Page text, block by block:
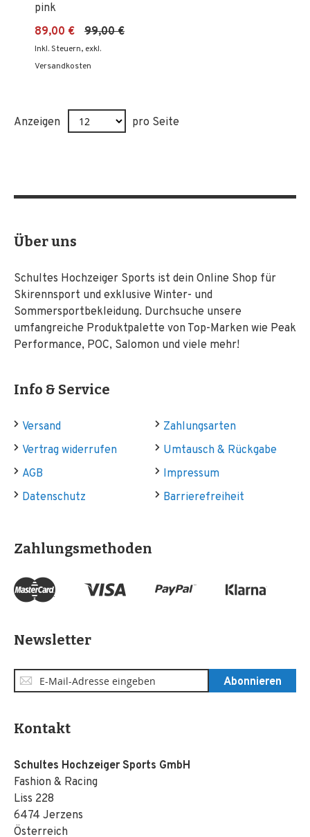
pink
89,00 €
99,00 €
Inkl. Steuern, exkl.
Versandkosten
Anzeigen pro Seite
Über uns
Schultes Hochzeiger Sports ist dein Online Shop für
Skirennsport und exklusive Winter- und
Sommersportbekleidung. Durchsuche unsere
umfangreiche Produktpalette von Top-Marken wie Peak
Performance, POC, Salomon und viele mehr!
Info & Service
Versand
Zahlungsarten
Vertrag widerrufen
Umtausch & Rückgabe
AGB
Impressum
Datenschutz
Barrierefreiheit
Zahlungsmethoden
Newsletter
Anmeldung
zum
Abonnieren
Kontakt
Schultes Hochzeiger Sports GmbH
Fashion & Racing
Liss 228
6474 Jerzens
Österreich